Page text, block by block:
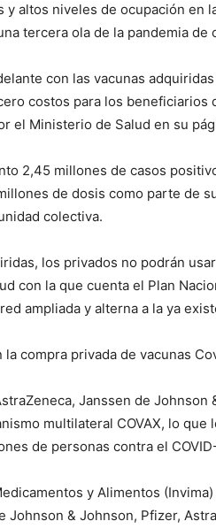
altos niveles de ocupación en
tercera ola de la pandemia de
con las vacunas
costos para los beneficiarios
el Ministerio de Salud en su
2,45 millones de casos
de dosis como parte de
colectiva.
los privados no podrán
con la que cuenta el Plan
ampliada y alterna a la ya
compra privada de vacunas
Janssen de Johnson
multilateral COVAX, lo que
de personas contra el
y Alimentos
Johnson & Johnson, Pfizer,